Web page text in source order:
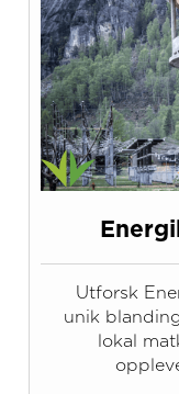
Utforsk
unik
lokal